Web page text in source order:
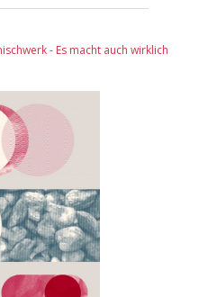
- Es macht auch wirklich